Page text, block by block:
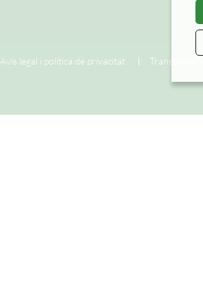
Avís legal i política de privacitat Transparència